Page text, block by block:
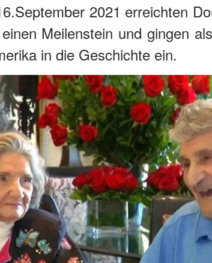
2021 erreichten
Meilenstein und gingen
in die Geschichte ein.